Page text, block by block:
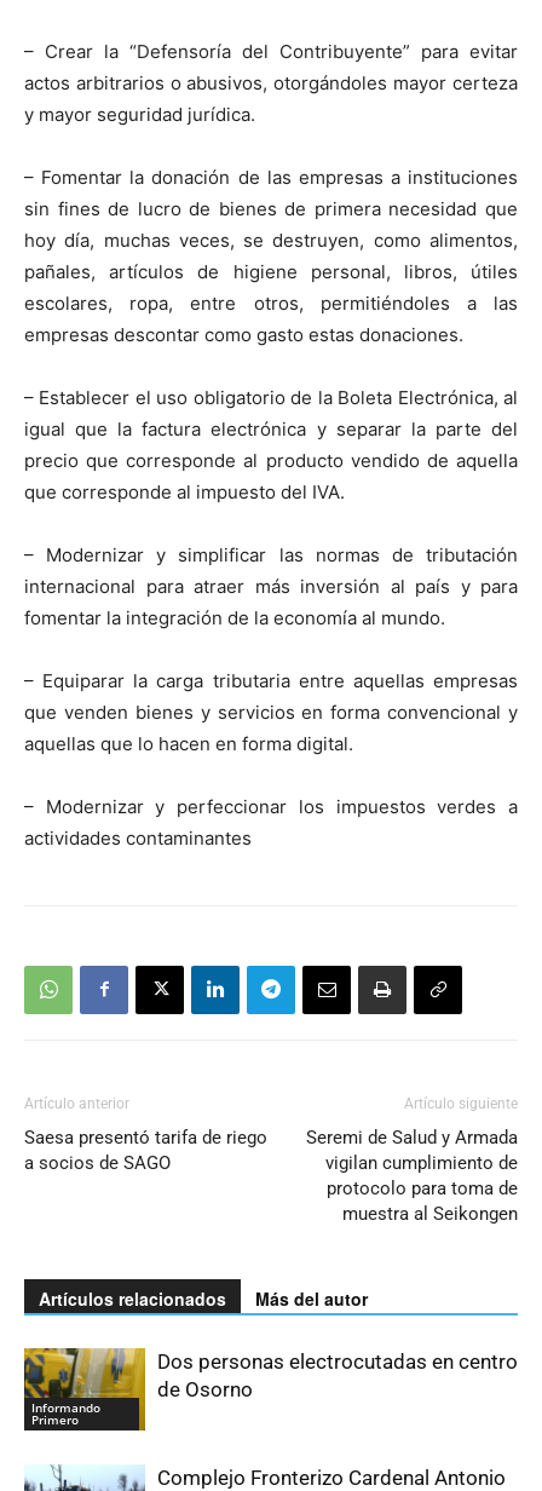
– Crear la “Defensoría del Contribuyente” para evitar
actos arbitrarios o abusivos, otorgándoles mayor certeza
y mayor seguridad jurídica.
– Fomentar la donación de las empresas a instituciones
sin fines de lucro de bienes de primera necesidad que
hoy día, muchas veces, se destruyen, como alimentos,
pañales, artículos de higiene personal, libros, útiles
escolares, ropa, entre otros, permitiéndoles a las
empresas descontar como gasto estas donaciones.
– Establecer el uso obligatorio de la Boleta Electrónica, al
igual que la factura electrónica y separar la parte del
precio que corresponde al producto vendido de aquella
que corresponde al impuesto del IVA.
– Modernizar y simplificar las normas de tributación
internacional para atraer más inversión al país y para
fomentar la integración de la economía al mundo.
– Equiparar la carga tributaria entre aquellas empresas
que venden bienes y servicios en forma convencional y
aquellas que lo hacen en forma digital.
– Modernizar y perfeccionar los impuestos verdes a
actividades contaminantes
Artículo anterior
Saesa presentó tarifa de riego
a socios de SAGO
Artículo siguiente
Seremi de Salud y Armada
vigilan cumplimiento de
protocolo para toma de
muestra al Seikongen
Artículos relacionados Más del autor
Informando
Primero
Dos personas electrocutadas en centro
de Osorno
Complejo Fronterizo Cardenal Antonio